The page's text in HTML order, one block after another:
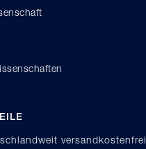
versandkostenfrei